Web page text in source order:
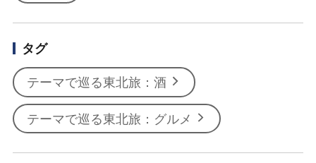
タグ
テーマで巡る東北旅：酒
テーマで巡る東北旅：グルメ